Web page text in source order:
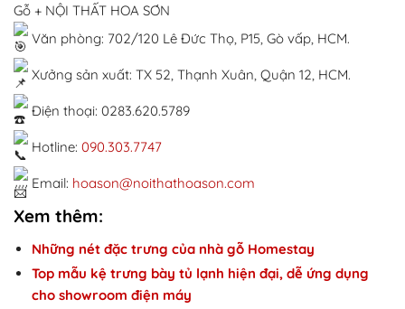
Gỗ + NỘI THẤT HOA SƠN
Văn phòng: 702/120 Lê Đức Thọ, P15, Gò vấp, HCM.
Xưởng sản xuất: TX 52, Thạnh Xuân, Quận 12, HCM.
Điện thoại: 0283.620.5789
Hotline: 090.303.7747
Email: hoason@noithathoason.com
Xem thêm:
Những nét đặc trưng của nhà gỗ Homestay
Top mẫu kệ trưng bày tủ lạnh hiện đại, dễ ứng dụng
cho showroom điện máy